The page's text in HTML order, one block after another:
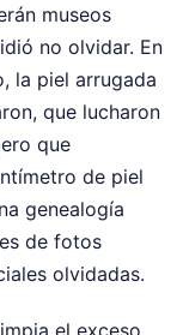
museos
no olvidar. En
la piel arrugada
que lucharon
que
de piel
genealogía
de fotos
olvidadas.
el exceso